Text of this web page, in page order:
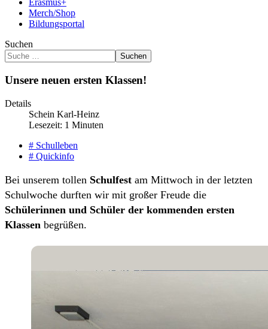
Erasmus+
Merch/Shop
Bildungsportal
Suchen
Suchen
Unsere neuen ersten Klassen!
Details
Schein Karl-Heinz
Lesezeit: 1 Minuten
# Schulleben
# Quickinfo
Bei unserem tollen Schulfest am Mittwoch in der letzten
Schulwoche durften wir mit großer Freude die
Schülerinnen und Schüler der kommenden ersten
Klassen begrüßen.